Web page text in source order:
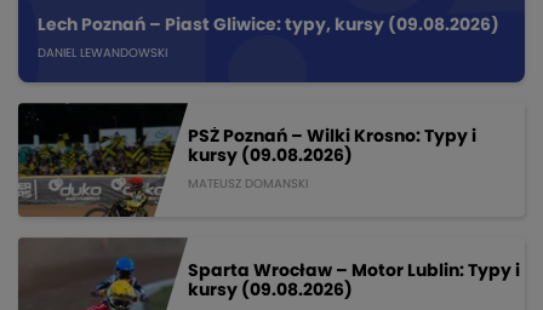
Lech Poznań – Piast Gliwice: typy, kursy (09.08.2026)
DANIEL LEWANDOWSKI
PSŻ Poznań – Wilki Krosno: Typy i
kursy (09.08.2026)
MATEUSZ DOMANSKI
Sparta Wrocław – Motor Lublin: Typy i
kursy (09.08.2026)